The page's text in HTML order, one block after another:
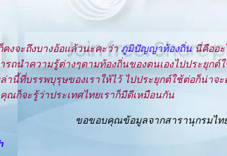
งจะถึงบางอ้อแล้วนะคะว่าภูมิปัญญาท้องถิ่นนี่คืออะ
ารถนำความรู้ต่างๆตามท้องถิ่นของตนเองไปประยุก
านี้ที่บรรพบุรุษของเราให้ไว้ ไปประยุกต์ใช้ต่อก็น่า
ณก็จะรู้ว่าประเทศไทยเราก็มีดีเหมือนกัน
ขอขอบคุณข้อมูลจากสารานุกรมไท